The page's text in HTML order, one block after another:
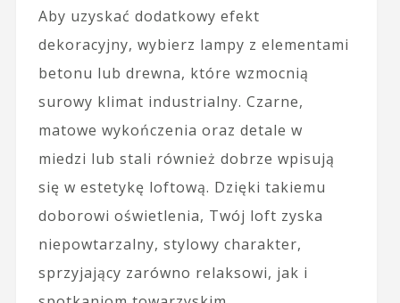
Aby uzyskać dodatkowy efekt
dekoracyjny, wybierz lampy z elementami
betonu lub drewna, które wzmocnią
surowy klimat industrialny. Czarne,
matowe wykończenia oraz detale w
miedzi lub stali również dobrze wpisują
się w estetykę loftową. Dzięki takiemu
doborowi oświetlenia, Twój loft zyska
niepowtarzalny, stylowy charakter,
sprzyjający zarówno relaksowi, jak i